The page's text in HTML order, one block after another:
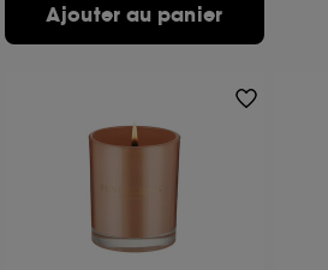
Ajouter au panier